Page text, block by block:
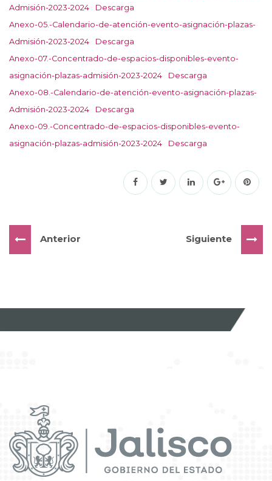
Admisión-2023-2024
Descarga
Anexo-05.-Calendario-de-atención-evento-asignación-plazas-
Admisión-2023-2024
Descarga
Anexo-07.-Concentrado-de-espacios-disponibles-evento-
asignación-plazas-admisión-2023-2024
Descarga
Anexo-08.-Calendario-de-atención-evento-asignación-plazas-
Admisión-2023-2024
Descarga
Anexo-09.-Concentrado-de-espacios-disponibles-evento-
asignación-plazas-admisión-2023-2024
Descarga
Anterior Siguiente